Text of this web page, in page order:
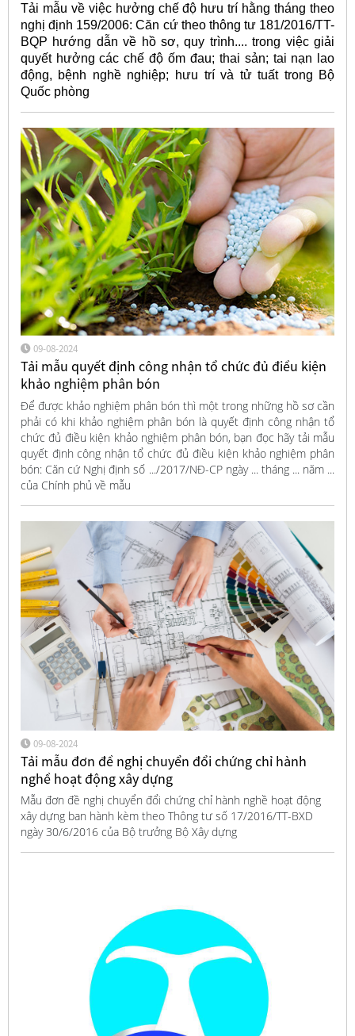
Tải mẫu về việc hưởng chế độ hưu trí hằng tháng theo
nghị định 159/2006: Căn cứ theo thông tư 181/2016/TT-
BQP hướng dẫn về hồ sơ, quy trình.... trong việc giải
quyết hưởng các chế độ ốm đau; thai sản; tai nạn lao
động, bệnh nghề nghiệp; hưu trí và tử tuất trong Bộ
Quốc phòng
09-08-2024
Tải mẫu quyết định công nhận tổ chức đủ điều kiện
khảo nghiệm phân bón
Để được khảo nghiệm phân bón thì một trong những hồ sơ cần
phải có khi khảo nghiệm phân bón là quyết định công nhận tổ
chức đủ điều kiện khảo nghiệm phân bón, bạn đọc hãy tải mẫu
quyết định công nhận tổ chức đủ điều kiện khảo nghiệm phân
bón: Căn cứ Nghị định số .../2017/NĐ-CP ngày ... tháng ... năm ...
của Chính phủ về mẫu
09-08-2024
Tải mẫu đơn đề nghị chuyển đổi chứng chỉ hành
nghề hoạt động xây dựng
Mẫu đơn đề nghị chuyển đổi chứng chỉ hành nghề hoạt động
xây dựng ban hành kèm theo Thông tư số 17/2016/TT-BXD
ngày 30/6/2016 của Bộ trưởng Bộ Xây dựng